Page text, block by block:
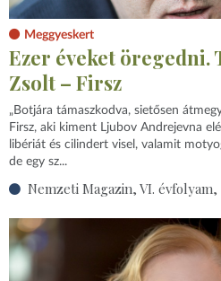
Meggyeskert
Ezer éveket
Zsolt – Firsz
„Botjára támaszkodva, sietősen
Firsz, aki kiment Ljubov Andrejevna
libériát és cilindert visel, valamit
de egy sz...
Nemzeti Magazin, VI. évfolyam,